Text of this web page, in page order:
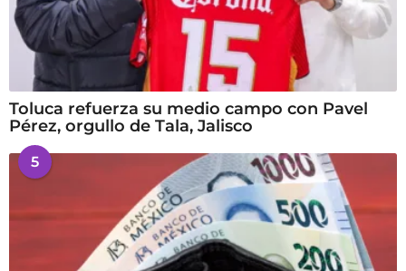
Toluca refuerza su medio campo con Pavel
Pérez, orgullo de Tala, Jalisco
5